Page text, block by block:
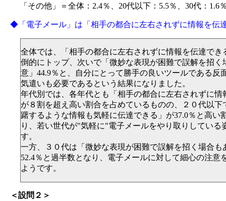
「その他」＝全体：2.4％、20代以下：5.5％、30代：1.6
◆「電子メール」は「相手の都合に左右されずに情報を伝
全体では、「相手の都合に左右されずに情報を伝達でき
倒的にトップ、次いで「微妙な表現が困難で誤解を招く
意」44.9％と、自分にとって勝手の良いツールである反
気遣いも必要であるという結果になりました。
年代別では、各年代とも「相手の都合に左右されずに情
が８割を超え高い割合を占めているものの、２０代以下
躇するような情報も気軽に伝達できる」が37.0％と高い
り、若い世代が"気軽に"電子メールをやり取りしている
す。
一方、３０代は「微妙な表現が困難で誤解を招く場合も
52.4％と過半数となり、電子メールに対して細心の注意
ようです。
＜設問２＞